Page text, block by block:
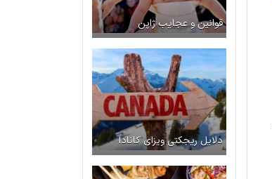
قوانین و عجایب ژاپن
دلایل ریجکتی ویزای کانادا